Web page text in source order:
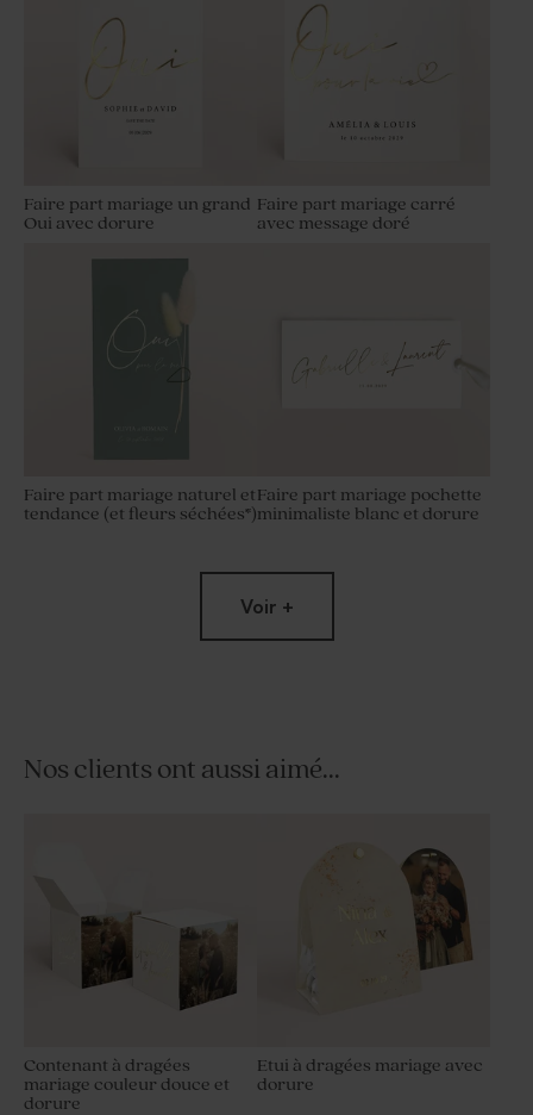
Faire part mariage un grand
Oui avec dorure
Faire part mariage carré
avec message doré
Faire part mariage naturel et
tendance (et fleurs séchées*)
Faire part mariage pochette
minimaliste blanc et dorure
Voir +
Nos clients ont aussi aimé...
Contenant à dragées
mariage couleur douce et
dorure
Etui à dragées mariage avec
dorure